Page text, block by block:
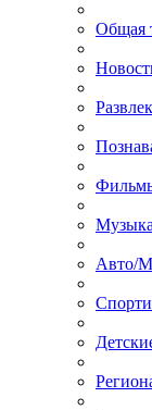
Общая
Авто/